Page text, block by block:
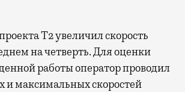
Т2 увеличил скорость
на четверть. Для оценки
работы оператор проводил
и максимальных скоростей